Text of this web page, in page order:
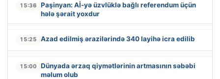
15:36
Paşinyan: Aİ-yə üzvlüklə bağlı referendum üçün
hələ şərait yoxdur
15:25 Azad edilmiş ərazilərində 340 layihə icra edilib
15:00
Dünyada ərzaq qiymətlərinin artmasının səbəbi
məlum olub